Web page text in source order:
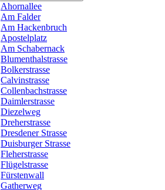
Ahornallee
Am Falder
Am Hackenbruch
Apostelplatz
Am Schabernack
Blumenthalstrasse
Bolkerstrasse
Calvinstrasse
Collenbachstrasse
Daimlerstrasse
Diezelweg
Dreherstrasse
Dresdener Strasse
Duisburger Strasse
Fleherstrasse
Flügelstrasse
Fürstenwall
Gatherweg